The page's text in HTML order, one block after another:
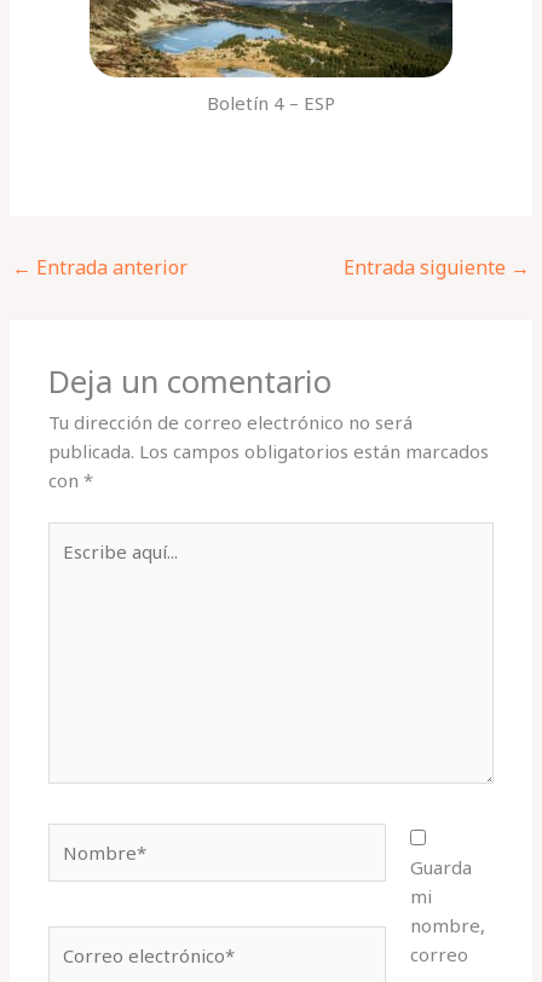
Boletín 4 – ESP
← Entrada anterior Entrada siguiente →
Deja un comentario
Tu dirección de correo electrónico no será
publicada. Los campos obligatorios están marcados
con*
aquí...
electrónico*
Guarda
mi
nombre,
correo